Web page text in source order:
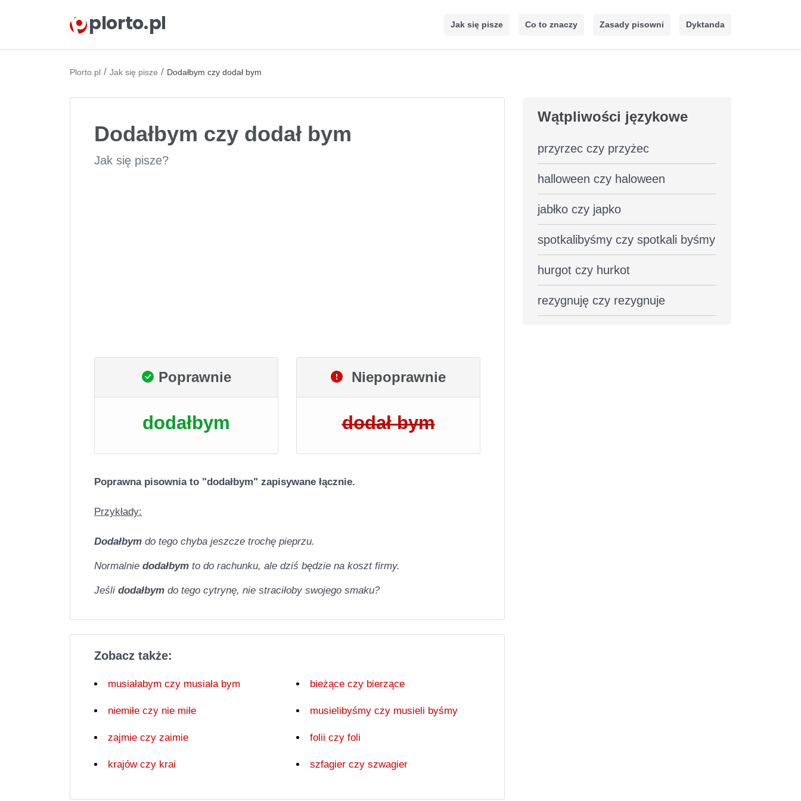
plorto.pl Jak się pisze Co to znaczy Zasady pisowni Dyktanda
Plorto.pl / Jak się pisze / Dodałbym czy dodał bym
Dodałbym czy dodał bym
Jak się pisze?
Poprawnie
dodałbym
Niepoprawnie
dodał bym
Poprawna pisownia to "dodałbym" zapisywane łącznie.
Przykłady:
Dodałbym do tego chyba jeszcze trochę pieprzu.
Normalnie dodałbym to do rachunku, ale dziś będzie na koszt firmy.
Jeśli dodałbym do tego cytrynę, nie straciłoby swojego smaku?
Zobacz także:
musiałabym czy musiała bym bieżące czy bierzące
niemiłe czy nie miłe musielibyśmy czy musieli byśmy
zajmie czy zaimie folii czy foli
krajów czy krai szfagier czy szwagier
Wątpliwości językowe
przyrzec czy przyżec
halloween czy haloween
jabłko czy japko
spotkalibyśmy czy spotkali byśmy
hurgot czy hurkot
rezygnuję czy rezygnuje